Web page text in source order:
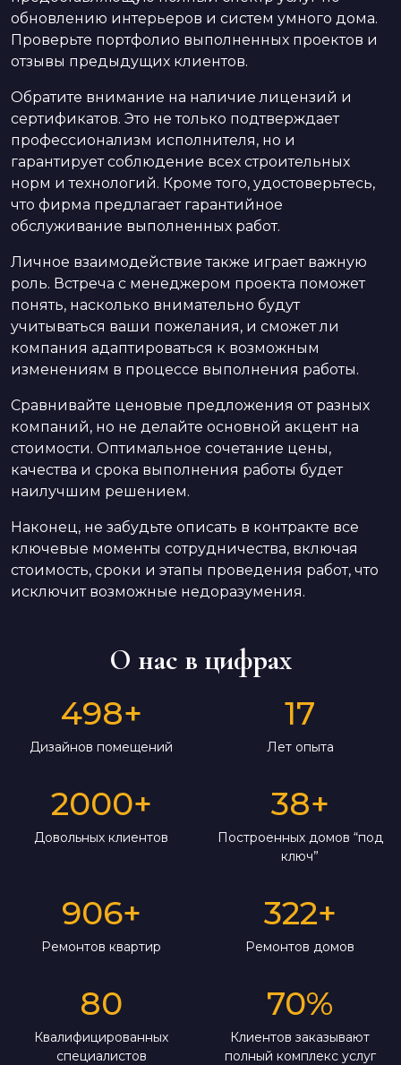
обновлению интерьеров и систем умного дома.
Проверьте портфолио выполненных проектов и
отзывы предыдущих клиентов.
Обратите внимание на наличие лицензий и
сертификатов. Это не только подтверждает
профессионализм исполнителя, но и
гарантирует соблюдение всех строительных
норм и технологий. Кроме того, удостоверьтесь,
что фирма предлагает гарантийное
обслуживание выполненных работ.
Личное взаимодействие также играет важную
роль. Встреча с менеджером проекта поможет
понять, насколько внимательно будут
учитываться ваши пожелания, и сможет ли
компания адаптироваться к возможным
изменениям в процессе выполнения работы.
Сравнивайте ценовые предложения от разных
компаний, но не делайте основной акцент на
стоимости. Оптимальное сочетание цены,
качества и срока выполнения работы будет
наилучшим решением.
Наконец, не забудьте описать в контракте все
ключевые моменты сотрудничества, включая
стоимость, сроки и этапы проведения работ, что
исключит возможные недоразумения.
О нас в цифрах
498+
Дизайнов помещений
17
Лет опыта
2000+
Довольных клиентов
38+
Построенных домов “под
ключ”
906+
Ремонтов квартир
322+
Ремонтов домов
80
Квалифицированных
специалистов
70%
Клиентов заказывают
полный комплекс услуг